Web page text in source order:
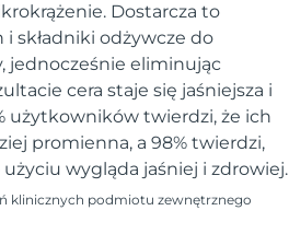
Dostarcza to
składniki odżywcze do
jednocześnie eliminując
cera staje się jaśniejsza i
użytkowników twierdzi, że ich
promienna, a 98% twierdzi,
użyciu wygląda jaśniej i zdrowiej.
klinicznych podmiotu zewnętrznego